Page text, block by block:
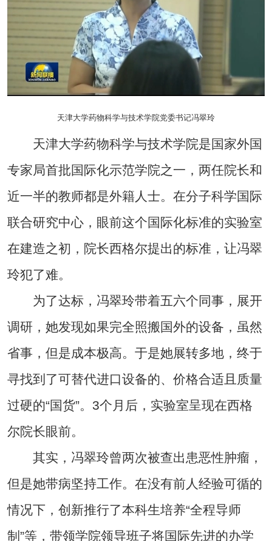
天津大学药物科学与技术学院党委书记冯翠玲
天津大学药物科学与技术学院是国家外国
专家局首批国际化示范学院之一，两任院长和
近一半的教师都是外籍人士。在分子科学国际
联合研究中心，眼前这个国际化标准的实验室
在建造之初，院长西格尔提出的标准，让冯翠
玲犯了难。
为了达标，冯翠玲带着五六个同事，展开
调研，她发现如果完全照搬国外的设备，虽然
省事，但是成本极高。于是她展转多地，终于
寻找到了可替代进口设备的、价格合适且质量
过硬的“国货”。3个月后，实验室呈现在西格
尔院长眼前。
其实，冯翠玲曾两次被查出患恶性肿瘤，
但是她带病坚持工作。在没有前人经验可循的
情况下，创新推行了本科生培养“全程导师
制”等，带领学院领导班子将国际先进的办学